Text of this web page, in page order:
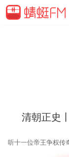
清朝正史